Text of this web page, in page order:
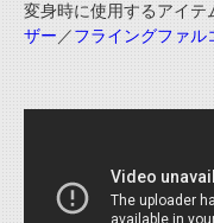
変身時に使用するアイテ
ザー ／フライングファル